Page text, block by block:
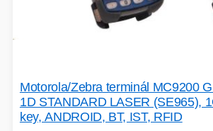
Motorola/Zebra terminál MC9200
1D STANDARD LASER (SE965),
key, ANDROID, BT, IST, RFID